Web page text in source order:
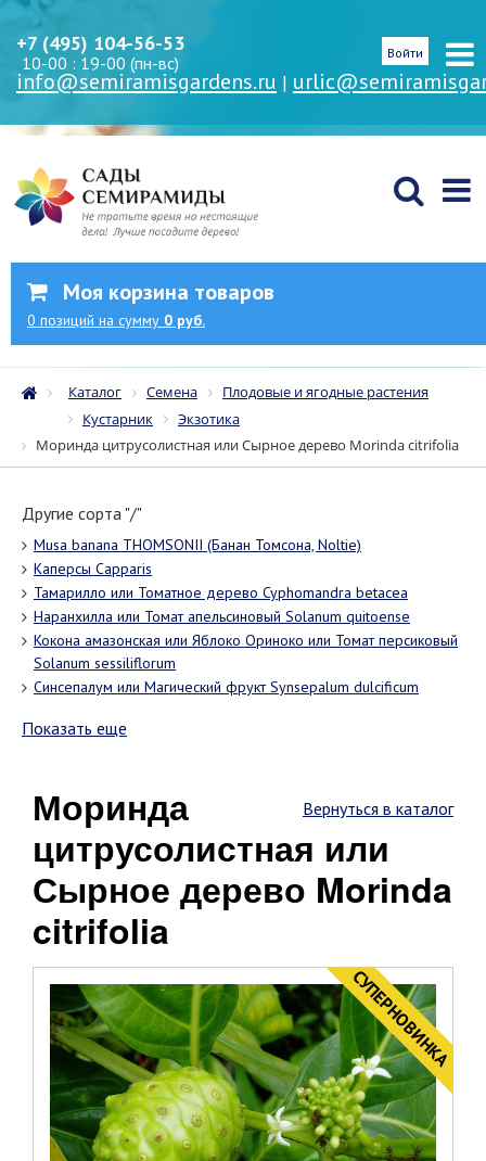
+7 (495) 104-56-53
10-00 : 19-00 (пн-вс)
info@semiramisgardens.ru |
Войти
Моя корзина товаров
0 позиций на сумму 0 руб.
Каталог Семена
Плодовые и ягодные растения
Кустарник
Экзотика
Моринда цитрусолистная или Сырное дерево Morinda citrifolia
Другие сорта "/"
Musa banana THOMSONII (Банан Томсона, Noltie)
Каперсы Cаpparis
Тамарилло или Томатное дерево Cyphomandra betacea
Наранхилла или Томат апельсиновый Solanum quitoense
Кокона амазонская или Яблоко Ориноко или Томат персиковый
Solanum sessiliflorum
Синсепалум или Магический фрукт Synsepalum dulcificum
Показать еще
Вернуться в каталог
Моринда
цитрусолистная или
Сырное дерево Morinda
citrifolia
CУПЕРНОВИНКА